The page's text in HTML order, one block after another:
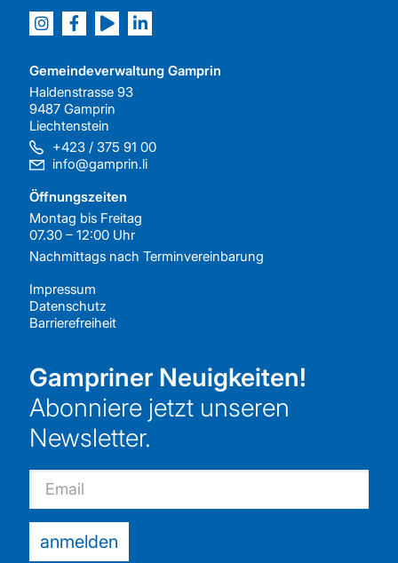
Gemeindeverwaltung Gamprin
Haldenstrasse 93
9487 Gamprin
Liechtenstein
+423 / 375 91 00
info@gamprin.li
Öffnungszeiten
Montag bis Freitag
07.30 – 12:00 Uhr
Nachmittags nach Terminvereinbarung
Impressum
Datenschutz
Barrierefreiheit
Gampriner Neuigkeiten!
Abonniere jetzt unseren
Newsletter.
Email
anmelden